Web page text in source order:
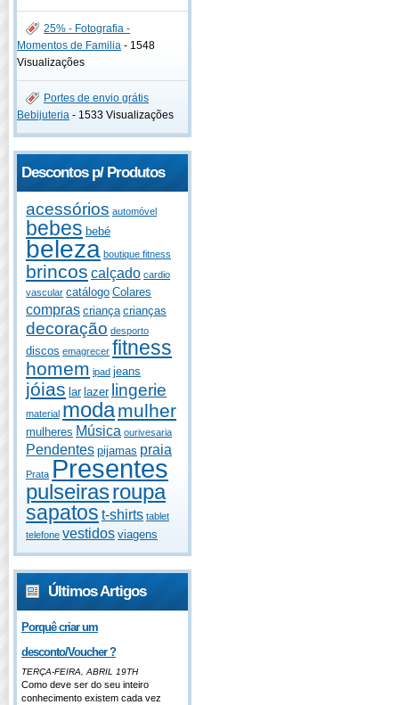
25% - Fotografia -
Momentos de Familia - 1548
Visualizações
Portes de envio grátis
Bebijuteria - 1533 Visualizações
Descontos p/ Produtos
acessórios automóvel
bebes bebé
beleza boutique fitness
brincos calçado cardio
vascular catálogo Colares
compras criança crianças
decoração desporto
discos emagrecer fitness
homem ipad jeans
jóias lar lazer lingerie
material modamulher
mulheres Música ourivesaria
Pendentes pijamas praia
Prata Presentes
pulseirasroupa
sapatos t-shirts tablet
telefone vestidos viagens
Últimos Artigos
Porquê criar um
desconto/Voucher ?
TERÇA-FEIRA, ABRIL 19TH
Como deve ser do seu inteiro
conhecimento existem cada vez